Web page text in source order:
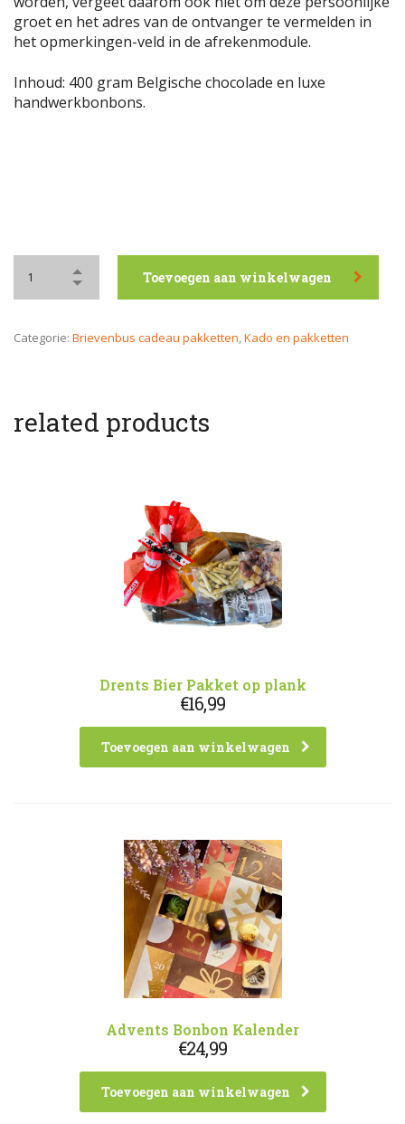
groet en het adres van de ontvanger te vermelden in
het opmerkingen-veld in de afrekenmodule.
Inhoud: 400 gram Belgische chocolade en luxe
handwerkbonbons.
Toevoegen aan winkelwagen
Categorie: Brievenbus cadeau pakketten,Kado en pakketten
related products
Drents Bier Pakket op plank
€16,99
Toevoegen aan winkelwagen
Advents Bonbon Kalender
€24,99
Toevoegen aan winkelwagen